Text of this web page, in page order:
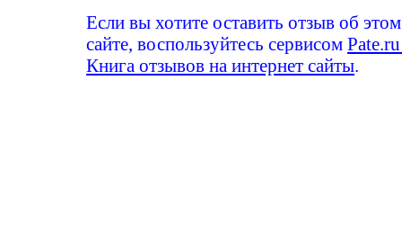
Если вы хотите оставить отзыв об этом
сайте, воспользуйтесь сервисом
Книга отзывов на интернет сайты